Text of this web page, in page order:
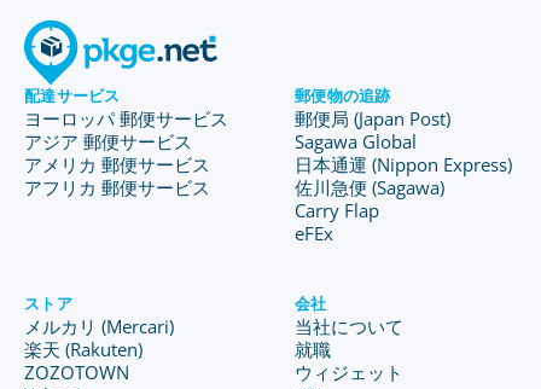
配達サービス
ヨーロッパ 郵便サービス
アジア 郵便サービス
アメリカ 郵便サービス
アフリカ 郵便サービス
郵便物の追跡
郵便局 (Japan Post)
Sagawa Global
日本通運 (Nippon Express)
佐川急便 (Sagawa)
Carry Flap
eFEx
ストア
メルカリ (Mercari)
楽天 (Rakuten)
ZOZOTOWN
会社
当社について
就職
ウィジェット